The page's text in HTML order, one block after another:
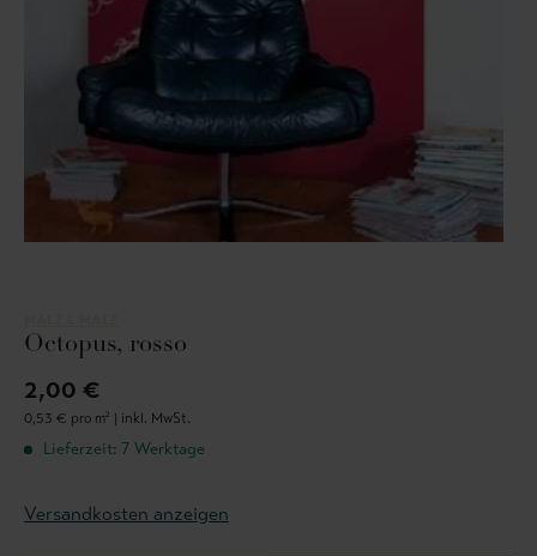
Octopus, rosso
2,00 €
0,53 € pro m² | inkl. MwSt.
Lieferzeit: 7 Werktage
Versandkosten anzeigen